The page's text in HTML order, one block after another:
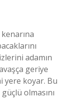
adamın
geriye
yere koyar. Bu
olmasını